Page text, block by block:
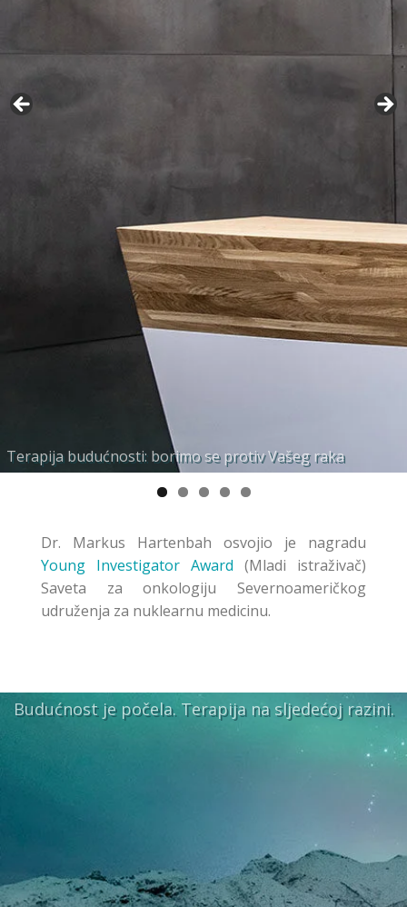
Terapija budućnosti: borimo se protiv Vašeg raka
Molekularna interna radionuklidna terapija
Prilagođeno i personalizirano planiranje terapije
Vrlo specifični biomarkerski ligandi za Vaše potrebe
Individualna podrška međunarodno priznatih stručnjaka
Dr. Markus Hartenbah osvojio je nagradu
Young Investigator Award (Mladi istraživač)
Saveta za onkologiju Severnoameričkog
udruženja za nuklearnu medicinu.
Budućnost je počela. Terapija na sljedećoj razini.